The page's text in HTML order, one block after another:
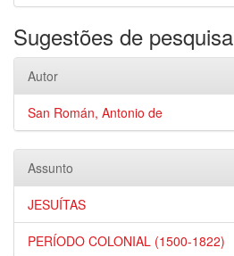
Sugestões de pesquisa
Autor
San Román, Antonio de
Assunto
JESUÍTAS
PERÍODO COLONIAL (1500-1822)